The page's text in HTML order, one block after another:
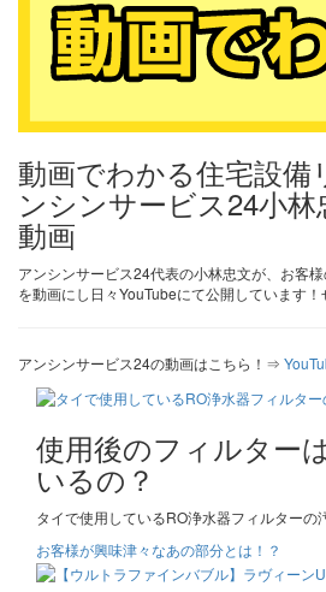
動画でわかる住宅設備
ンシンサービス24小林
動画
アンシンサービス24代表の小林忠文が、お客
を動画にし日々YouTubeにて公開しています！
アンシンサービス24の動画はこちら！⇒
使用後のフィルター
いるの？
タイで使用しているRO浄水器フィルターの
お客様が興味津々なあの部分とは！？